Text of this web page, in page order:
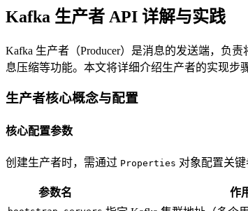
Kafka 生产者 API 详解与实践
Kafka 生产者（Producer）是消息的发送端，负
息压缩等功能。本文将详细介绍生产者的实现步
生产者核心概念与配置
核心配置参数
创建生产者时，需通过 Properties 对象配置关
参数名 作